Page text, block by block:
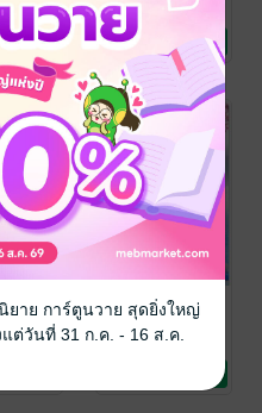
มจบ)
ตโตะ
โบราณ
เสียง)
ม๊ะ เหมียว คัตโตะ
นิยายรักจีนโบราณ
7 Rating
ย
ล่มจบ)
ตโตะ
สยบรักแม่ทัพ
เย็นชา (ตอน
พิเศษ)
ม๊ะ เหมียว คัตโตะ
ยาย การ์ตูนวาย สุดยิ่งใหญ่
ต่วันที่ 31 ก.ค. - 16 ส.ค.